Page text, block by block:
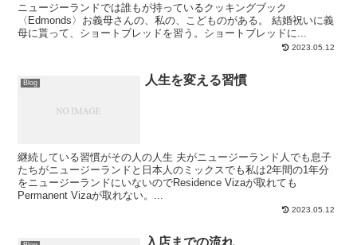
ニュージーランドでは誰もが持っているクッキングブック
〈Edmonds〉お義母さんの、私の、こどものがある。 結婚祝いに義
母に貰って、ショートブレッドを習う。ショートブレッドに...
2023.05.12
Blog 人生を変える習慣
継続している習慣がその人の人生 夫がニュージーランド人でも息子
たちがニュージーランドと日本人のミックスでも私は2年間の1年分
をニュージーランドにいないのでResidence Vizaが取れても
Permanent Vizaが取れない。...
2023.05.12